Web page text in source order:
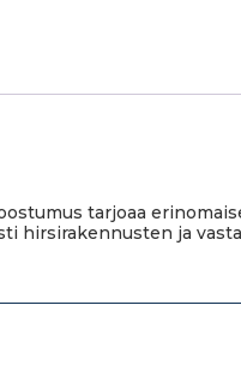
tarjoaa
hirsirakennusten ja